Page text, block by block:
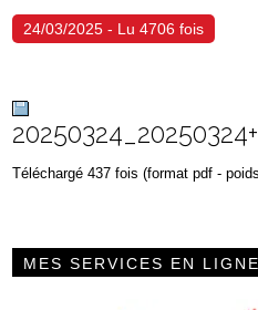
24/03/2025 - Lu 4706 fois
Téléchargé 437 fois (format pdf -
MES SERVICES EN LIGNE